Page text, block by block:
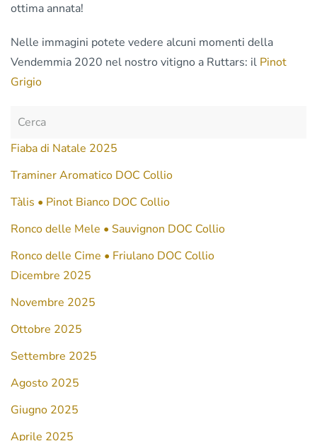
ottima annata!
Nelle immagini potete vedere alcuni momenti della
Vendemmia 2020 nel nostro vitigno a Ruttars: il Pinot
Grigio
Fiaba di Natale 2025
Traminer Aromatico DOC Collio
Tàlis • Pinot Bianco DOC Collio
Ronco delle Mele • Sauvignon DOC Collio
Ronco delle Cime • Friulano DOC Collio
Dicembre 2025
Novembre 2025
Ottobre 2025
Settembre 2025
Agosto 2025
Giugno 2025
Aprile 2025